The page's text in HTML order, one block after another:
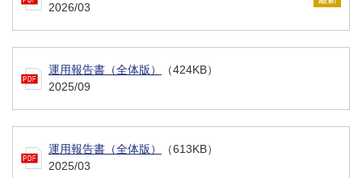
2026/03
運用報告書（全体版）
（424KB）
2025/09
運用報告書（全体版）
（613KB）
2025/03